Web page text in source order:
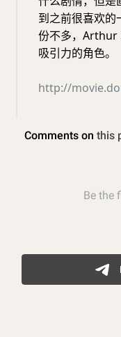
到之前很喜欢
份不多，Arthur
吸引力的角色。
http://